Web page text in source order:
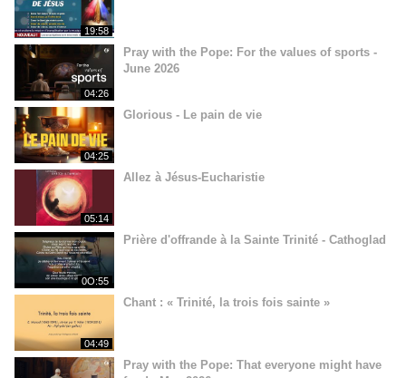
19:58
04:26
Pray with the Pope: For the values of sports -
June 2026
04:25
Glorious - Le pain de vie
05:14
Allez à Jésus-Eucharistie
0O:55
Prière d'offrande à la Sainte Trinité - Cathoglad
04:49
Chant : « Trinité, la trois fois sainte »
Pray with the Pope: That everyone might have